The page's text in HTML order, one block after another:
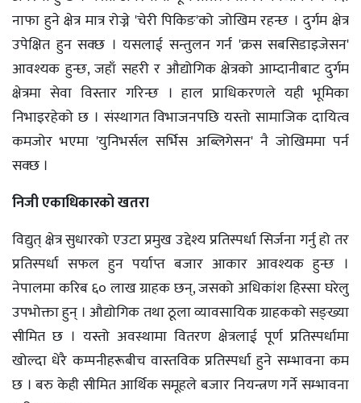
नाफा हुने क्षेत्र मात्र रोज्ने 'चेरी पिकिङ'को जोखिम रहन्छ । दुर्गम क्षेत्र
उपेक्षित हुन सक्छ । यसलाई सन्तुलन गर्न 'क्रस सबसिडाइजेसन'
आवश्यक हुन्छ, जहाँ सहरी र औद्योगिक क्षेत्रको आम्दानीबाट दुर्गम
क्षेत्रमा सेवा विस्तार गरिन्छ । हाल प्राधिकरणले यही भूमिका
निभाइरहेको छ । संस्थागत विभाजनपछि यस्तो सामाजिक दायित्व
कमजोर भएमा 'युनिभर्सल सर्भिस अब्लिगेसन' नै जोखिममा पर्न
सक्छ ।
निजी एकाधिकारको खतरा
विद्युत् क्षेत्र सुधारको एउटा प्रमुख उद्देश्य प्रतिस्पर्धा सिर्जना गर्नु हो तर
प्रतिस्पर्धा सफल हुन पर्याप्त बजार आकार आवश्यक हुन्छ ।
नेपालमा करिब ६० लाख ग्राहक छन्, जसको अधिकांश हिस्सा घरेलु
उपभोक्ता हुन् । औद्योगिक तथा ठूला व्यावसायिक ग्राहकको सङ्ख्या
सीमित छ । यस्तो अवस्थामा वितरण क्षेत्रलाई पूर्ण प्रतिस्पर्धामा
खोल्दा धेरै कम्पनीहरूबीच वास्तविक प्रतिस्पर्धा हुने सम्भावना कम
छ । बरु केही सीमित आर्थिक समूहले बजार नियन्त्रण गर्ने सम्भावना